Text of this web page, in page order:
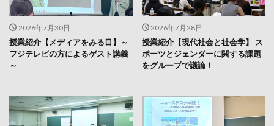
2026年7月30日
授業紹介【メディアをみる目】～
フジテレビの方によるゲスト講義
～
2026年7月28日
授業紹介【現代社会と社会学】 ス
ポーツとジェンダーに関する課題
をグループで議論！